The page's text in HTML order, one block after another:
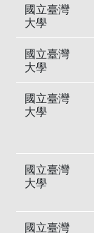
國立臺灣
大學
國立臺灣
大學
國立臺灣
大學
國立臺灣
大學
國立臺灣